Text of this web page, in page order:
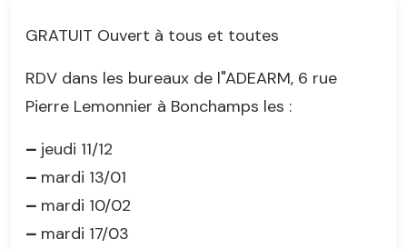
GRATUIT Ouvert à tous et toutes
RDV dans les bureaux de l"ADEARM, 6 rue
Pierre Lemonnier à Bonchamps les :
– jeudi 11/12
– mardi 13/01
– mardi 10/02
– mardi 17/03